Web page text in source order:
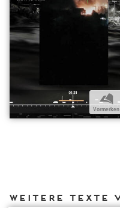
b
Vormerken